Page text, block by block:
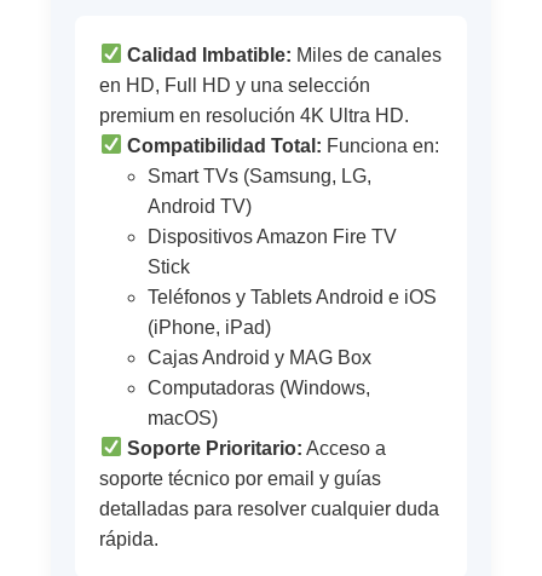
Calidad Imbatible: Miles de canales
en HD, Full HD y una selección
premium en resolución 4K Ultra HD.
Compatibilidad Total: Funciona en:
Smart TVs (Samsung, LG,
Android TV)
Dispositivos Amazon Fire TV
Stick
Teléfonos y Tablets Android e iOS
(iPhone, iPad)
Cajas Android y MAG Box
Computadoras (Windows,
macOS)
Soporte Prioritario: Acceso a
soporte técnico por email y guías
detalladas para resolver cualquier duda
rápida.